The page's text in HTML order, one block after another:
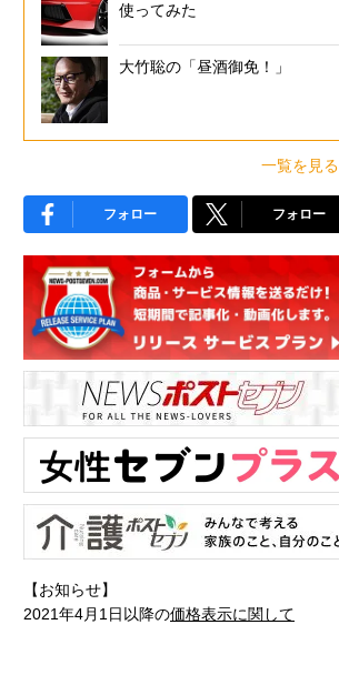
使ってみた
大竹聡の「昼酒御免！」
一覧を見る
フォロー フォロー
【お知らせ】
2021年4月1日以降の価格表示に関して